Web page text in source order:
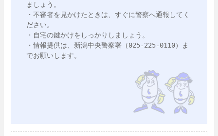
ましょう。
・不審者を見かけたときは、すぐに警察へ通報してく
ださい。
・自宅の鍵かけをしっかりしましょう。
・情報提供は、新潟中央警察署（025‐225‐0110）ま
でお願いします。